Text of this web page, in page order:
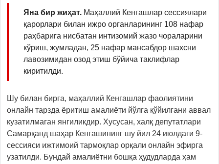
Яна бир жиҳат. Маҳаллий Кенгашлар сессиялари
қарорлари билан ижро органларининг 108 нафар
раҳбарига нисбатан интизомий жазо чораларини
кўриш, жумладан, 25 нафар мансабдор шахсни
лавозимидан озод этиш бўйича таклифлар
киритилди.
Шу билан бирга, маҳаллий Кенгашлар фаолиятини
онлайн тарзда ёритиш амалиёти йўлга қўйилгани аввал
кузатилмаган янгиликдир. Хусусан, халқ депутатлари
Самарқанд шаҳар Кенгашининг шу йил 24 июлдаги 9-
сессияси ижтимоий тармоқлар орқали онлайн эфирга
узатилди. Бундай амалиётни бошқа ҳудудларда ҳам